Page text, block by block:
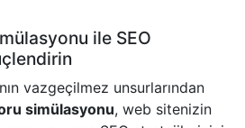
ile SEO
vazgeçilmez unsurlarından
simülasyonu, web sitenizin